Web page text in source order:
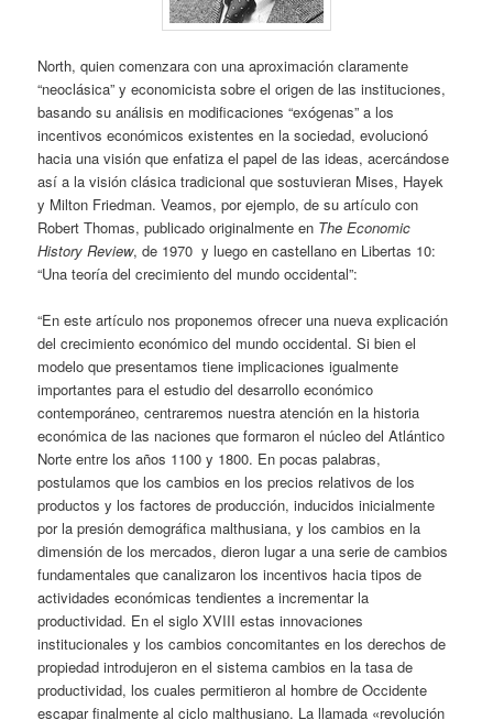
North, quien comenzara con una aproximación claramente
“neoclásica” y economicista sobre el origen de las instituciones,
basando su análisis en modificaciones “exógenas” a los
incentivos económicos existentes en la sociedad, evolucionó
hacia una visión que enfatiza el papel de las ideas, acercándose
así a la visión clásica tradicional que sostuvieran Mises, Hayek
y Milton Friedman. Veamos, por ejemplo, de su artículo con
Robert Thomas, publicado originalmente en The Economic
History Review, de 1970 y luego en castellano en Libertas 10:
“Una teoría del crecimiento del mundo occidental”:
“En este artículo nos proponemos ofrecer una nueva explicación
del crecimiento económico del mundo occidental. Si bien el
modelo que presentamos tiene implicaciones igualmente
importantes para el estudio del desarrollo económico
contemporáneo, centraremos nuestra atención en la historia
económica de las naciones que formaron el núcleo del Atlántico
Norte entre los años 1100 y 1800. En pocas palabras,
postulamos que los cambios en los precios relativos de los
productos y los factores de producción, inducidos inicialmente
por la presión demográfica malthusiana, y los cambios en la
dimensión de los mercados, dieron lugar a una serie de cambios
fundamentales que canalizaron los incentivos hacia tipos de
actividades económicas tendientes a incrementar la
productividad. En el siglo XVIII estas innovaciones
institucionales y los cambios concomitantes en los derechos de
propiedad introdujeron en el sistema cambios en la tasa de
productividad, los cuales permitieron al hombre de Occidente
escapar finalmente al ciclo malthusiano. La llamada «revolución